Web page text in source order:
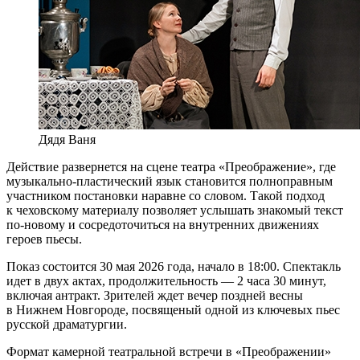
Дядя Ваня
Действие развернется на сцене театра «Преображение», где
музыкально-пластический язык становится полноправным
участником постановки наравне со словом. Такой подход
к чеховскому материалу позволяет услышать знакомый текст
по-новому и сосредоточиться на внутренних движениях
героев пьесы.
Показ состоится 30 мая 2026 года, начало в 18:00. Спектакль
идет в двух актах, продолжительность — 2 часа 30 минут,
включая антракт. Зрителей ждет вечер поздней весны
в Нижнем Новгороде, посвященый одной из ключевых пьес
русской драматургии.
Формат камерной театральной встречи в «Преображении»